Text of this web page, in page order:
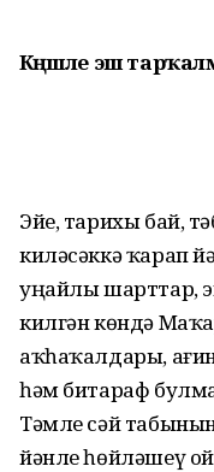
Кәңәшле эш
Эйе, тарихы бай,
киләсәккә ҡарап
уңайлы шарттар,
килгән көндә
аҡһаҡалдары,
һәм битараф
Тәмле сәй
йәнле һөйләшеү